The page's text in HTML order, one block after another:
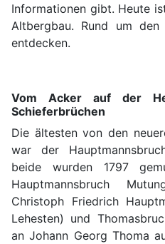
Informationen gibt. Heute
Altbergbau. Rund um
entdecken.
Vom Acker auf der
Schieferbrüchen
Die ältesten von den
war der
beide wurden 1797
Hauptmannsbruch
Christoph Friedrich
Lehesten) und
an Johann Georg Thoma